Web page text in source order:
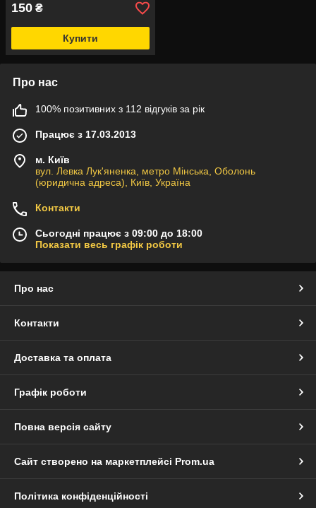
150 ₴
Купити
Про нас
100% позитивних з 112 відгуків за рік
Працює з 17.03.2013
м. Київ
вул. Левка Лук'яненка, метро Мінська, Оболонь
(юридична адреса), Київ, Україна
Контакти
Сьогодні працює з 09:00 до 18:00
Показати весь графік роботи
Про нас
Контакти
Доставка та оплата
Графік роботи
Повна версія сайту
Сайт створено на маркетплейсі Prom.ua
Політика конфіденційності